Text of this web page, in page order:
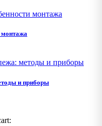
монтажа
и приборы